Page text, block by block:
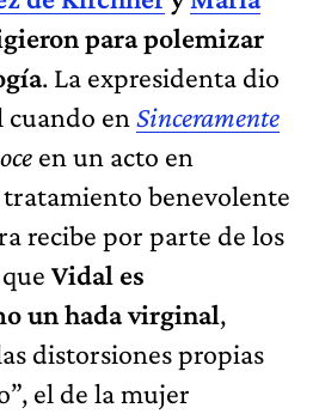
para polemizar
. La expresidenta dio
en Sinceramente
en un acto en
benevolente
recibe por parte de los
Vidal es
un hada virginal,
distorsiones propias
el de la mujer